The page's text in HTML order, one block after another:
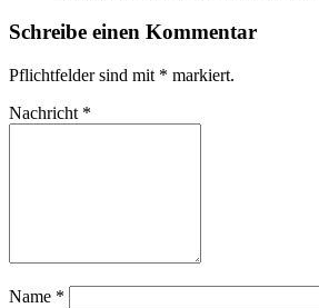
Schreibe einen Kommentar
Pflichtfelder sind mit * markiert.
Nachricht *
Name *